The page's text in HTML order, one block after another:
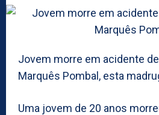
Jovem morre em acidente
Marquês Pombal, esta
Uma jovem de 20 anos